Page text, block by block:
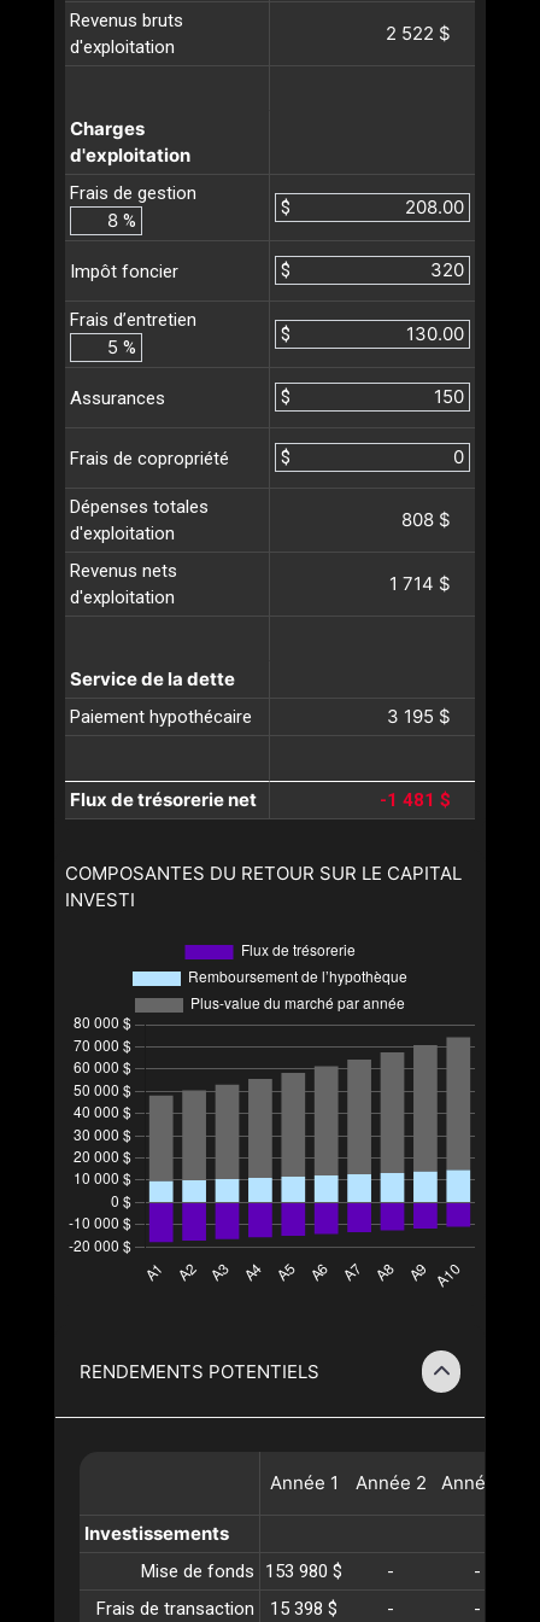
Revenus bruts
d'exploitation
2 522 $
Charges
d'exploitation
Frais de gestion
%
$
Impôt foncier $
Frais d’entretien
%
$
Assurances $
Frais de copropriété $
Dépenses totales
d'exploitation
808 $
Revenus nets
d'exploitation
1 714 $
Service de la dette
Paiement hypothécaire 3 195 $
Flux de trésorerie net -1 481 $
COMPOSANTES DU RETOUR SUR LE CAPITAL
INVESTI
RENDEMENTS POTENTIELS
Année 1 Année 2 Année
Investissements
Mise de fonds 153 980 $ -
-
Frais de transaction
15 398 $ - -